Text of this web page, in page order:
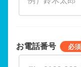
お電話番号